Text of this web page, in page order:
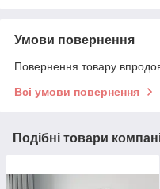
Умови повернення
Повернення товару
Всі умови повернення
Подібні товари